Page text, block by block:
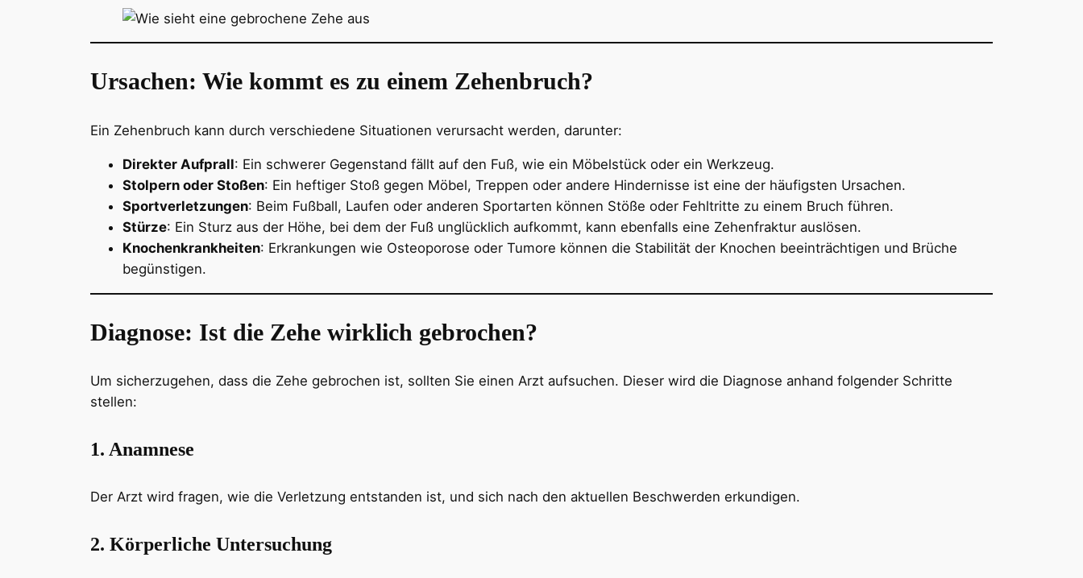
Ursachen: Wie kommt es zu einem Zehenbruch?
Ein Zehenbruch kann durch verschiedene Situationen verursacht werden, darunter:
Direkter Aufprall: Ein schwerer Gegenstand fällt auf den Fuß, wie ein Möbelstück oder ein Werkzeug.
Stolpern oder Stoßen: Ein heftiger Stoß gegen Möbel, Treppen oder andere Hindernisse ist eine der häufigsten Ursachen.
Sportverletzungen: Beim Fußball, Laufen oder anderen Sportarten können Stöße oder Fehltritte zu einem Bruch führen.
Stürze: Ein Sturz aus der Höhe, bei dem der Fuß unglücklich aufkommt, kann ebenfalls eine Zehenfraktur auslösen.
Knochenkrankheiten: Erkrankungen wie Osteoporose oder Tumore können die Stabilität der Knochen beeinträchtigen und Brüche
begünstigen.
Diagnose: Ist die Zehe wirklich gebrochen?
Um sicherzugehen, dass die Zehe gebrochen ist, sollten Sie einen Arzt aufsuchen. Dieser wird die Diagnose anhand folgender Schritte
stellen:
1. Anamnese
Der Arzt wird fragen, wie die Verletzung entstanden ist, und sich nach den aktuellen Beschwerden erkundigen.
2. Körperliche Untersuchung